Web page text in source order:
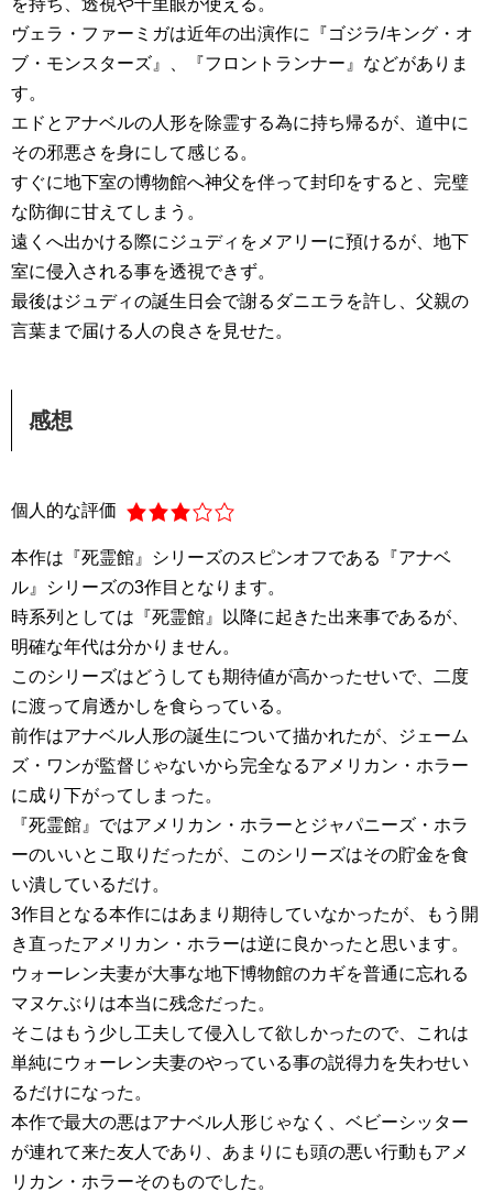
ヴェラ・ファーミガは近年の出演作に『ゴジラ/キング・オ
ブ・モンスターズ』、『フロントランナー』などがありま
す。
エドとアナベルの人形を除霊する為に持ち帰るが、道中に
その邪悪さを身にして感じる。
すぐに地下室の博物館へ神父を伴って封印をすると、完璧
な防御に甘えてしまう。
遠くへ出かける際にジュディをメアリーに預けるが、地下
室に侵入される事を透視できず。
最後はジュディの誕生日会で謝るダニエラを許し、父親の
言葉まで届ける人の良さを見せた。
感想
個人的な評価
本作は『死霊館』シリーズのスピンオフである『アナベ
ル』シリーズの3作目となります。
時系列としては『死霊館』以降に起きた出来事であるが、
明確な年代は分かりません。
このシリーズはどうしても期待値が高かったせいで、二度
に渡って肩透かしを食らっている。
前作はアナベル人形の誕生について描かれたが、ジェーム
ズ・ワンが監督じゃないから完全なるアメリカン・ホラー
に成り下がってしまった。
『死霊館』ではアメリカン・ホラーとジャパニーズ・ホラ
ーのいいとこ取りだったが、このシリーズはその貯金を食
い潰しているだけ。
3作目となる本作にはあまり期待していなかったが、もう開
き直ったアメリカン・ホラーは逆に良かったと思います。
ウォーレン夫妻が大事な地下博物館のカギを普通に忘れる
マヌケぶりは本当に残念だった。
そこはもう少し工夫して侵入して欲しかったので、これは
単純にウォーレン夫妻のやっている事の説得力を失わせい
るだけになった。
本作で最大の悪はアナベル人形じゃなく、ベビーシッター
が連れて来た友人であり、あまりにも頭の悪い行動もアメ
リカン・ホラーそのものでした。